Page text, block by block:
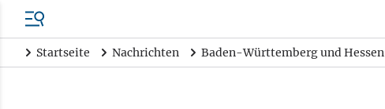
Startseite Nachrichten Baden-Württemberg und Hessen